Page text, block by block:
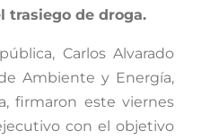
trasiego de droga.
Carlos Alvarado
Ambiente y Energía,
firmaron este viernes
con el objetivo